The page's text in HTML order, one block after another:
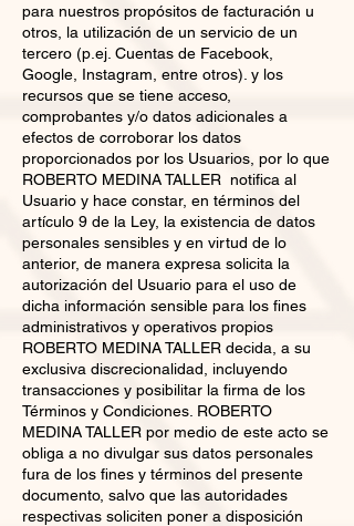
para nuestros propósitos de facturación u
otros, la utilización de un servicio de un
tercero (p.ej. Cuentas de Facebook,
Google, Instagram, entre otros). y los
recursos que se tiene acceso,
comprobantes y/o datos adicionales a
efectos de corroborar los datos
proporcionados por los Usuarios, por lo que
ROBERTO MEDINA TALLER notifica al
Usuario y hace constar, en términos del
artículo 9 de la Ley, la existencia de datos
personales sensibles y en virtud de lo
anterior, de manera expresa solicita la
autorización del Usuario para el uso de
dicha información sensible para los fines
administrativos y operativos propios
ROBERTO MEDINA TALLER decida, a su
exclusiva discrecionalidad, incluyendo
transacciones y posibilitar la firma de los
Términos y Condiciones. ROBERTO
MEDINA TALLER por medio de este acto se
obliga a no divulgar sus datos personales
fura de los fines y términos del presente
documento, salvo que las autoridades
respectivas soliciten poner a disposición